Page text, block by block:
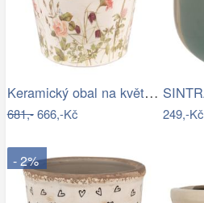
Keramický obal na květináč s lučními…
681,-666,-Kč 249,-Kč
- 2%